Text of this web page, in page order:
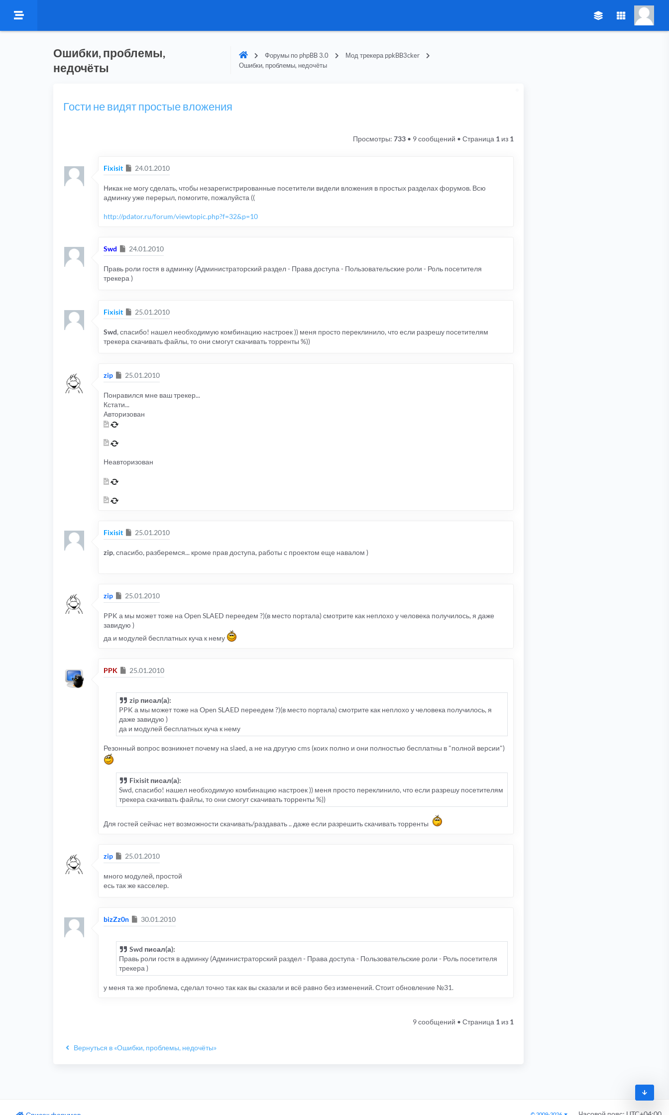
Ошибки, проблемы,
недочёты
Форумы по phpBB 3.0
Мод трекера ppkBB3cker
Ошибки, проблемы, недочёты
Гости не видят простые вложения
9 сообщений • Страница 1 из 1
Просмотры: 733 •
Fixisit Сообщение
24.01.2010
Никак не могу сделать, чтобы незарегистрированные посетители видели вложения в простых разделах форумов. Всю
админку уже перерыл, помогите, пожалуйста ((
http://pdator.ru/forum/viewtopic.php?f=32&p=10
Swd Сообщение
24.01.2010
Правь роли гостя в админку (Администраторский раздел - Права доступа - Пользовательские роли - Роль посетителя
трекера )
Fixisit Сообщение
25.01.2010
Swd, спасибо! нашел необходимую комбинацию настроек )) меня просто переклинило, что если разрешу посетителям
трекера скачивать файлы, то они смогут скачивать торренты %))
zip Сообщение
25.01.2010
Понравился мне ваш трекер...
Кстати...
Авторизован
Неавторизован
Fixisit Сообщение
25.01.2010
zip, спасибо, разберемся... кроме прав доступа, работы с проектом еще навалом )
zip Сообщение
25.01.2010
PPK а мы может тоже на Open SLAED переедем ?)(в место портала) смотрите как неплохо у человека получилось, я даже
завидую )
да и модулей бесплатных куча к нему
PPK Сообщение
25.01.2010
zip писал(а):
PPK а мы может тоже на Open SLAED переедем ?)(в место портала) смотрите как неплохо у человека получилось, я
даже завидую )
да и модулей бесплатных куча к нему
Резонный вопрос возникнет почему на slaed, а не на другую cms (коих полно и они полностью бесплатны в "полной версии")
Fixisit писал(а):
Swd, спасибо! нашел необходимую комбинацию настроек )) меня просто переклинило, что если разрешу посетителям
трекера скачивать файлы, то они смогут скачивать торренты %))
Для гостей сейчас нет возможности скачивать/раздавать .. даже если разрешить скачивать торренты
zip Сообщение
25.01.2010
много модулей, простой
есь так же касселер.
bizZz0n Сообщение
30.01.2010
Swd писал(а):
Правь роли гостя в админку (Администраторский раздел - Права доступа - Пользовательские роли - Роль посетителя
трекера )
у меня та же проблема, сделал точно так как вы сказали и всё равно без изменений. Стоит обновление №31.
9 сообщений • Страница 1 из 1
Вернуться в «Ошибки, проблемы, недочёты»